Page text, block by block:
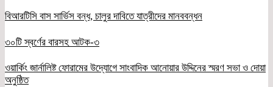
বিআরটিসি বাস সার্ভিস বন্ধ, চালুর দাবিতে যাত্রীদের মানববন্ধন
৩০টি স্বর্ণের বারসহ আটক-৩
ওয়ার্কিং জার্নালিষ্ট ফোরামের উদ্যোগে সাংবাদিক আনোয়ার উদ্দিনের স্মরণ সভা ও দোয়া
অনুষ্ঠিত